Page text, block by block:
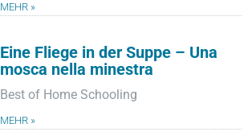
MEHR »
Eine Fliege in der Suppe – Una
mosca nella minestra
Best of Home Schooling
MEHR »